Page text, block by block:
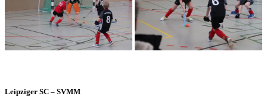
Leipziger SC – SVMM